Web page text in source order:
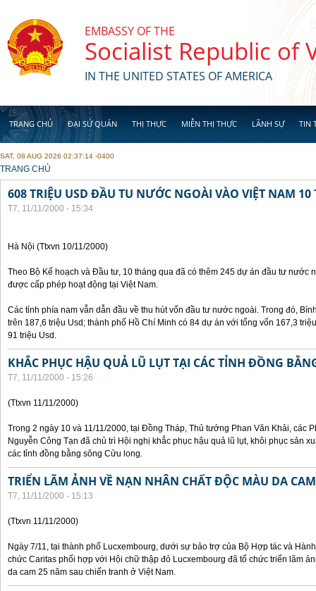
EMBASSY OF THE
Socialist Republic of
IN THE UNITED STATES OF AMERICA
TRANG CHỦ ĐẠI SỨ QUÁN THỊ THỰC MIỄN THỊ THỰC LÃNH SỰ TIN
SAT, 08 AUG 2026 02:37:14 -0400
YOU ARE HERE
TRANG CHỦ
608 TRIỆU USD ĐẦU TU NƯỚC NGOÀI VÀO VIỆT NAM 10
T7, 11/11/2000 - 15:34
Hà Nội (Ttxvn 10/11/2000)
Theo Bộ Kế hoạch và Đầu tư, 10 tháng qua đã có thêm 245 dự án đầu tư nước
được cấp phép hoạt động tại Việt Nam.
Các tỉnh phía nam vẫn dẫn đầu về thu hút vốn đầu tư nước ngoài. Trong đó,
trên 187,6 triệu Usd; thành phố Hồ Chí Minh có 84 dự án với tổng vốn 167,3
91 triệu Usd.
KHẮC PHỤC HẬU QUẢ LŨ LỤT TẠI CÁC TỈNH ĐỒNG
T7, 11/11/2000 - 15:26
(Ttxvn 11/11/2000)
Trong 2 ngày 10 và 11/11/2000, tại Đồng Tháp, Thủ tướng Phan Văn Khải, các
Nguyễn Công Tạn đã chủ trì Hội nghị khắc phục hậu quả lũ lụt, khôi phục sản
các tỉnh đồng bằng sông Cửu long.
TRIỂN LÃM ẢNH VỀ NẠN NHÂN CHẤT ĐỘC MÀU DA CAM
T7, 11/11/2000 - 15:13
(Ttxvn 11/11/2000)
Ngày 7/11, tại thành phố Lucxembourg, dưới sự bảo trợ của Bộ Hợp tác và
chức Caritas phối hợp với Hội chữ thập đỏ Lucxembourg đã tổ chức triển lãm
da cam 25 năm sau chiến tranh ở Việt Nam.